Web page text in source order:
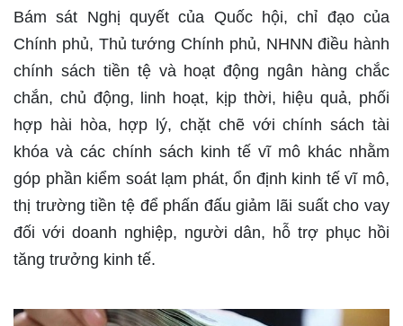
Bám sát Nghị quyết của Quốc hội, chỉ đạo của
Chính phủ, Thủ tướng Chính phủ, NHNN điều hành
chính sách tiền tệ và hoạt động ngân hàng chắc
chắn, chủ động, linh hoạt, kịp thời, hiệu quả, phối
hợp hài hòa, hợp lý, chặt chẽ với chính sách tài
khóa và các chính sách kinh tế vĩ mô khác nhằm
góp phần kiểm soát lạm phát, ổn định kinh tế vĩ mô,
thị trường tiền tệ để phấn đấu giảm lãi suất cho vay
đối với doanh nghiệp, người dân, hỗ trợ phục hồi
tăng trưởng kinh tế.